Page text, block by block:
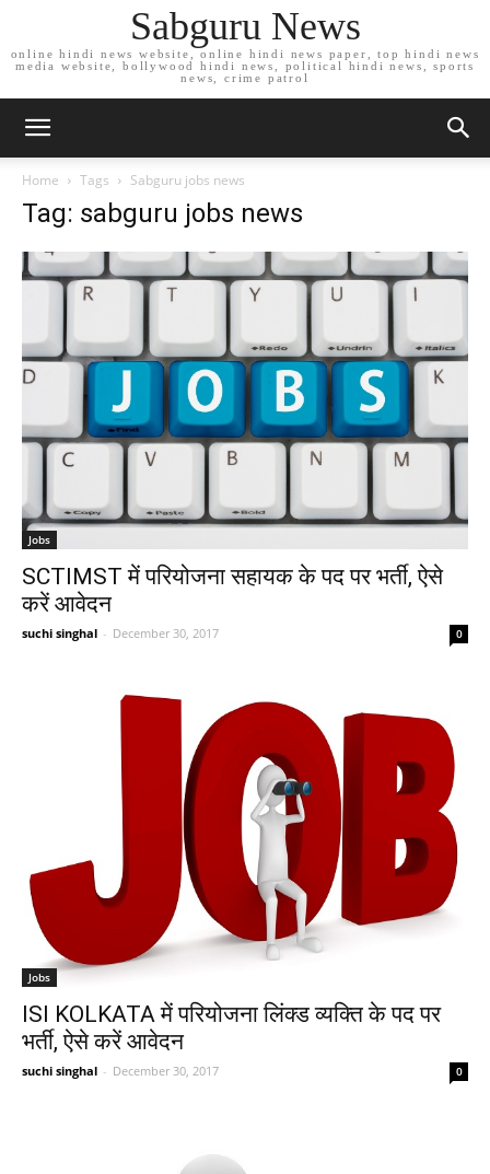
Sabguru News
online hindi news website, online hindi news paper, top hindi news
media website, bollywood hindi news, political hindi news, sports
news, crime patrol
Home Tags Sabguru jobs news
Tag: sabguru jobs news
Jobs
SCTIMST में परियोजना सहायक के पद पर भर्ती, ऐसे
करें आवेदन
suchi singhal - December 30, 2017 0
Jobs
ISI KOLKATA में परियोजना लिंक्ड व्यक्ति के पद पर
भर्ती, ऐसे करें आवेदन
suchi singhal - December 30, 2017 0